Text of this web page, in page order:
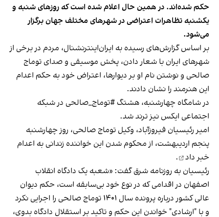
حکم شده‌اند. در همین حال اعلام شده است که روزهای شنبه و
یکشنبه تظاهرات اعتراضی در شهرهای مختلف جهان برگزار
می‌شود.
بر اساس گزارش‌های رسیده به ایران‌اینترنشنال، مردم در برخی از
شهرهای ایران با شعار دادن، پخش موسیقی و صدای توماج
صالحی و نوشتن نام او بر دیوارها، اعتراض خود به حکم اعدام
این هنرمند را نشان دادند.
در شامگاه چهارشنبه، هشتگ #توماج_صالحی در شبکه
اجتماعی ایکس نیز ترند شد.
امیر رئیسیان فیروزآباد، وکیل توماج صالحی، روز چهارشنبه
پنجم اردیبهشت، از محکوم شدن این خواننده زندانی به اعدام
خبر داد
.
رئیسیان به روزنامه شرق گفت: «شعبه یک دادگاه انقلاب
اصفهان در اقدامی که در نوع خود بی‌سابقه است، حکم دیوان
عالی کشور درباره پرونده سال ۱۴۰۱ توماج صالحی را اجرایی نکرد
و با "ارشادی" خواندن این حکم و تاکید بر استقلال دادگاه بدوی،